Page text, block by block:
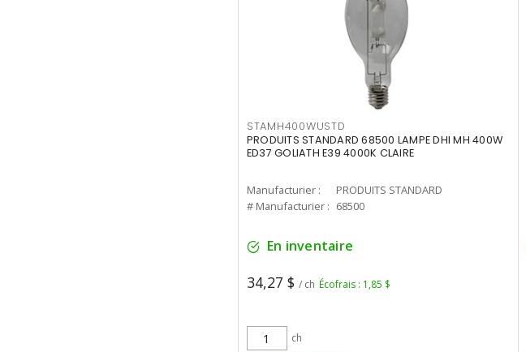
STAMH400WUSTD
PRODUITS STANDARD 68500 LAMPE DHI MH 400W
ED37 GOLIATH E39 4000K CLAIRE
Manufacturier :
PRODUITS STANDARD
# Manufacturier : 68500
En inventaire
34,27 $ / ch Écofrais : 1,85 $
ch